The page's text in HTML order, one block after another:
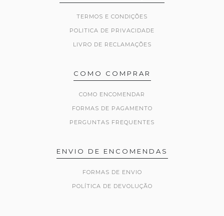
TERMOS E CONDIÇÕES
POLITICA DE PRIVACIDADE
LIVRO DE RECLAMAÇÕES
COMO COMPRAR
COMO ENCOMENDAR
FORMAS DE PAGAMENTO
PERGUNTAS FREQUENTES
ENVIO DE ENCOMENDAS
FORMAS DE ENVIO
POLÍTICA DE DEVOLUÇÃO